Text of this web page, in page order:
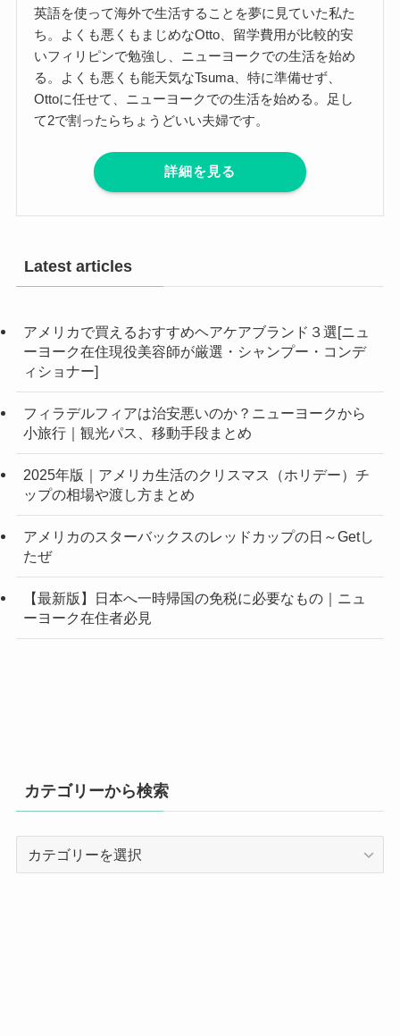
英語を使って海外で生活することを夢に見ていた私た
ち。よくも悪くもまじめなOtto、留学費用が比較的安
いフィリピンで勉強し、ニューヨークでの生活を始め
る。よくも悪くも能天気なTsuma、特に準備せず、
Ottoに任せて、ニューヨークでの生活を始める。足し
て2で割ったらちょうどいい夫婦です。
詳細を見る
Latest articles
アメリカで買えるおすすめヘアケアブランド３選[ニュ
ーヨーク在住現役美容師が厳選・シャンプー・コンデ
ィショナー]
フィラデルフィアは治安悪いのか？ニューヨークから
小旅行｜観光パス、移動手段まとめ
2025年版｜アメリカ生活のクリスマス（ホリデー）チ
ップの相場や渡し方まとめ
アメリカのスターバックスのレッドカップの日～Getし
たぜ
【最新版】日本へ一時帰国の免税に必要なもの｜ニュ
ーヨーク在住者必見
カテゴリーから検索